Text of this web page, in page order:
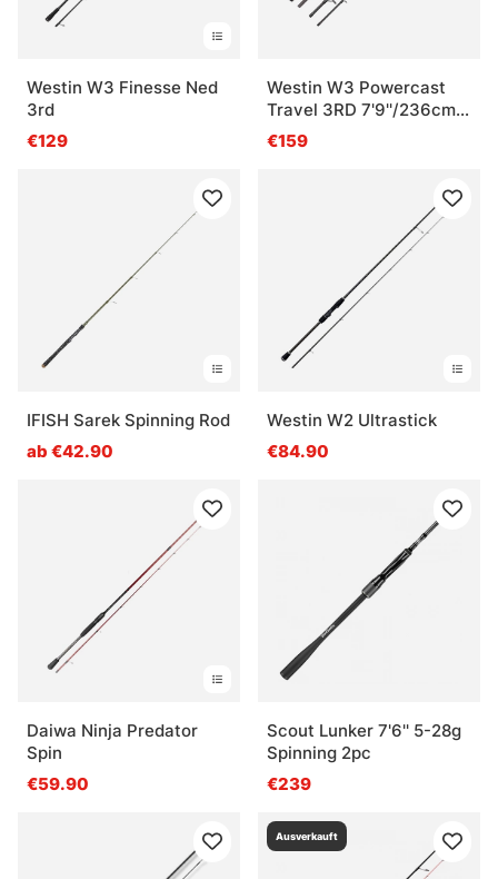
Westin W3 Finesse Ned
3rd
€129
Westin W3 Powercast
Travel 3RD 7'9''/236cm
3XH 60-150G 4Sec
€159
IFISH Sarek Spinning Rod
ab €42.90
Westin W2 Ultrastick
€84.90
Daiwa Ninja Predator
Spin
€59.90
Scout Lunker 7'6'' 5-28g
Spinning 2pc
€239
Ausverkauft